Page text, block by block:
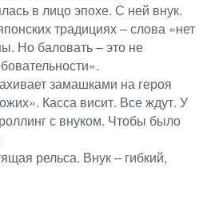
в лицо эпохе. С ней внук.
традициях – слова «нет
Но баловать – это не
замашками на героя
Касса висит. Все ждут. У
с внуком. Чтобы было
рельса. Внук – гибкий,